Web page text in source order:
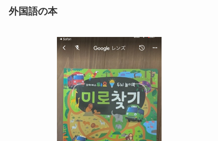
外国語の本